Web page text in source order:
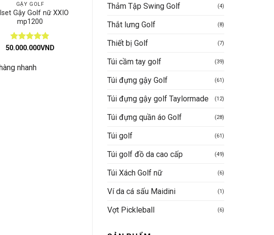
Thảm Tập Swing Golf (4)
Thắt lưng Golf (8)
Thiết bị Golf (7)
Túi cầm tay golf (39)
Túi đựng gậy Golf (61)
Túi đựng gậy golf Taylormade (12)
Túi đựng quần áo Golf (28)
Túi golf (61)
Túi golf đồ da cao cấp (49)
Túi Xách Golf nữ (6)
Ví da cá sấu Maidini (1)
Vợt Pickleball (6)
GẬY GOLF
Gậy Golf nữ XXIO
mp1200
Được xếp
5 sao
50.000.000VND
nhanh
GẬY GOLF
Được xếp
hạng 55
9.450.000VND
Giá
là:
9.450.000VND.
7.560.000VND
tại
là:
Mua hàng nhanh
Phantom X8
Được xếp
sao
12.384.400
Mua hàng nhanh